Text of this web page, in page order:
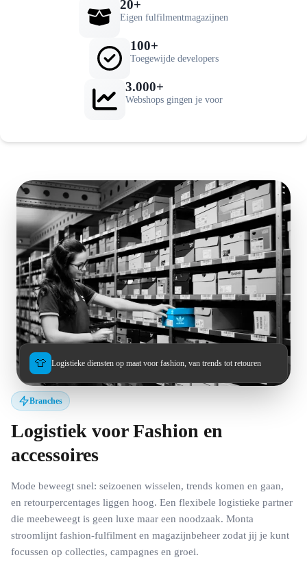
20+
Eigen fulfilmentmagazijnen
100+
Toegewijde developers
3.000+
Webshops gingen je voor
👕 Logistieke diensten op maat voor fashion, van trends tot retouren
Branches
Logistiek voor Fashion en
accessoires
Mode beweegt snel: seizoenen wisselen, trends komen en gaan,
en retourpercentages liggen hoog. Een flexibele logistieke partner
die meebeweegt is geen luxe maar een noodzaak. Monta
stroomlijnt fashion-fulfilment en magazijnbeheer zodat jij je kunt
focussen op collecties, campagnes en groei.